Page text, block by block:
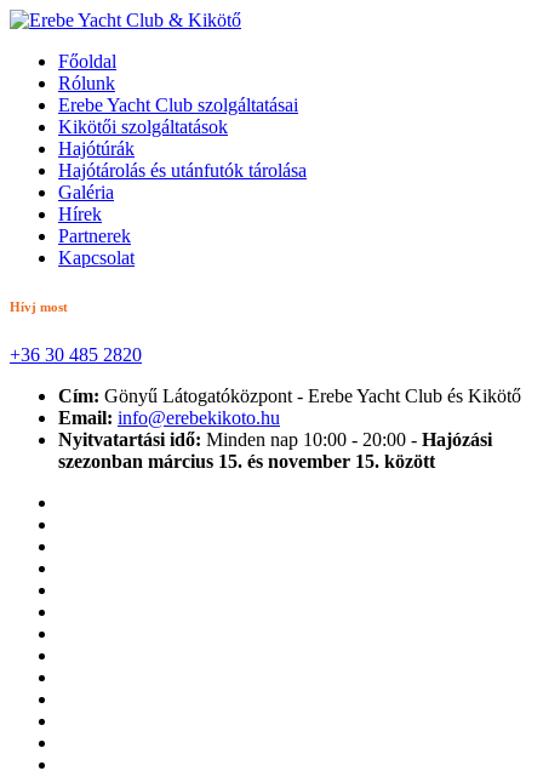
Főoldal
Rólunk
Erebe Yacht Club szolgáltatásai
Kikötői szolgáltatások
Hajótúrák
Hajótárolás és utánfutók tárolása
Galéria
Hírek
Partnerek
Kapcsolat
Hívj most
+36 30 485 2820
Cím: Gönyű Látogatóközpont - Erebe Yacht Club és Kikötő
Email: info@erebekikoto.hu
Nyitvatartási idő: Minden nap 10:00 - 20:00 - Hajózási
szezonban március 15. és november 15. között